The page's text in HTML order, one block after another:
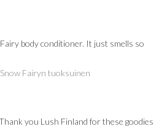
body conditioner. It just smells so
Fairyn tuoksuinen
you Lush Finland for these goodies